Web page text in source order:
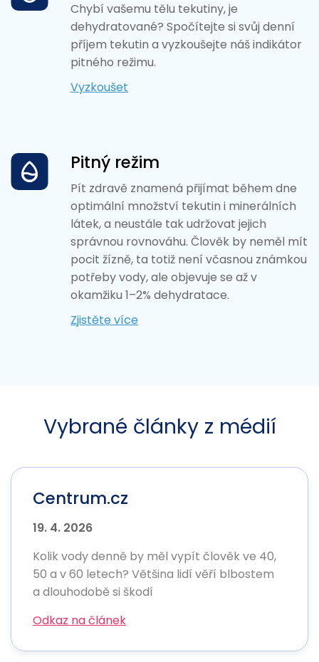
Chybí vašemu tělu tekutiny, je
dehydratované? Spočítejte si svůj denní
příjem tekutin a vyzkoušejte náš indikátor
pitného režimu.
Vyzkoušet
Pitný režim
Pít zdravě znamená přijímat během dne
optimální množství tekutin i minerálních
látek, a neustále tak udržovat jejich
správnou rovnováhu. Člověk by neměl mít
pocit žízně, ta totiž není včasnou známkou
potřeby vody, ale objevuje se až v
okamžiku 1–2% dehydratace.
Zjistěte více
Vybrané články z médií
Centrum.cz
19. 4. 2026
Kolik vody denně by měl vypít člověk ve 40,
50 a v 60 letech? Většina lidí věří blbostem
a dlouhodobě si škodí
Odkaz na článek